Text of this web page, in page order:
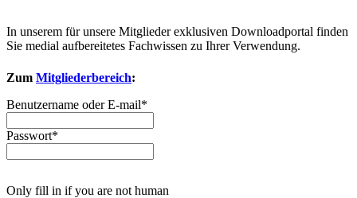
In unserem für unsere Mitglieder exklusiven Downloadportal finden
Sie medial aufbereitetes Fachwissen zu Ihrer Verwendung.
Zum Mitgliederbereich:
Benutzername oder E-mail*
Passwort*
Only fill in if you are not human